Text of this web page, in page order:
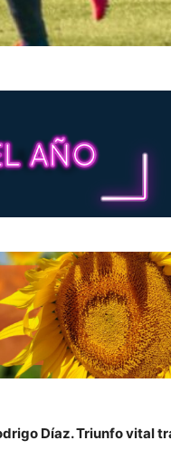
Díaz. Triunfo vital